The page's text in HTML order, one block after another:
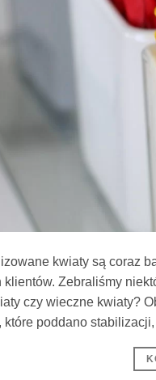
kwiaty są coraz
klientów. Zebraliśmy
czy wieczne kwiaty?
które poddano